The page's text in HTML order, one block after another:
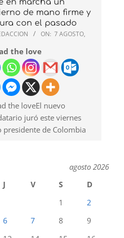
de mano firme y
con el pasado
ON: 7 AGOSTO,
the love
the loveEl nuevo
juró este viernes
presidente de Colombia
agosto 2026
J V S
D
1
2
6 7 8
9